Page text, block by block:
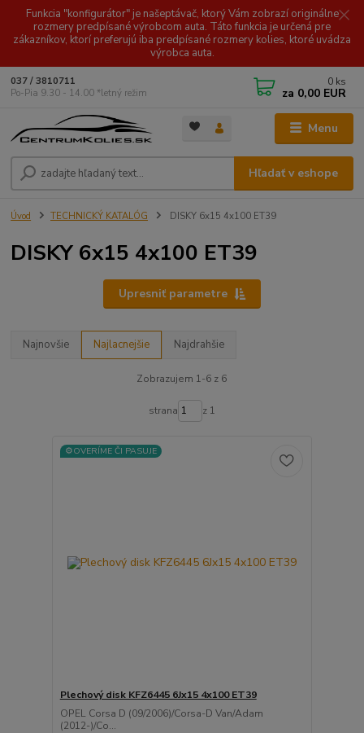
Funkcia "konfigurátor" je našeptávač, ktorý Vám zobrazí originálne
rozmery predpísané výrobcom auta. Táto funkcia je určená pre
zákazníkov, ktorí preferujú iba predpísané rozmery kolies, ktoré uvádza
výrobca auta.
Menu
Hľadať v eshope
037 / 3810711
Po-Pia 9.30 - 14.00 *letný režim
0 ks
za 0,00 EUR
Úvod TECHNICKÝ KATALÓG DISKY 6x15 4x100 ET39
DISKY 6x15 4x100 ET39
Upresniť parametre
Najnovšie Najlacnejšie Najdrahšie
Zobrazujem 1-6 z 6
strana z 1
⚙️OVERÍME ČI PASUJE
Plechový disk KFZ6445 6Jx15 4x100 ET39
OPEL Corsa D (09/2006)/Corsa-D Van/Adam
(2012-)/Co...